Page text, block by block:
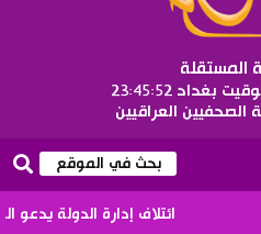
المستقلة
بغداد23:45:52
العراقيين
ائتلاف إدارة الدولة يدعو الى